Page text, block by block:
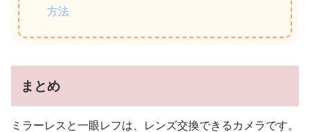
方法
まとめ
ミラーレスと一眼レフは、レンズ交換できるカメラです。